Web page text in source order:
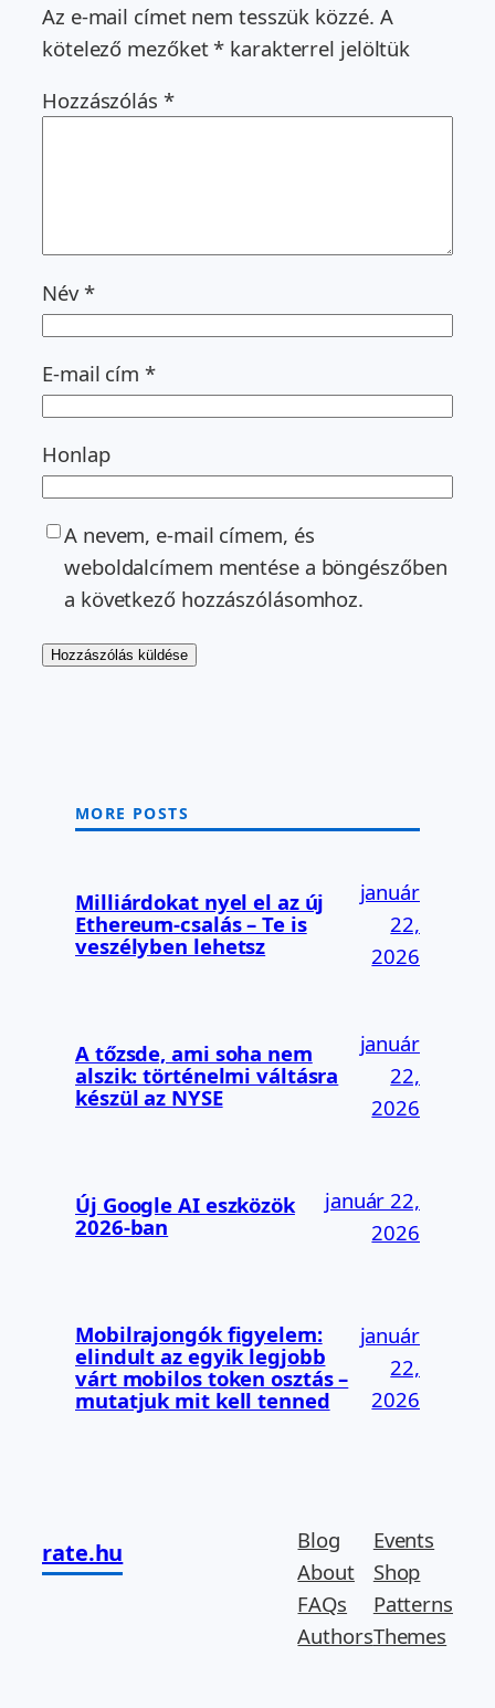
Az e-mail címet nem tesszük közzé. A
kötelező mezőket* karakterrel jelöltük
Hozzászólás *
Név*
E-mail cím *
Honlap
A nevem, e-mail címem, és
weboldalcímem mentése a böngészőben
a következő hozzászólásomhoz.
MORE POSTS
Milliárdokat nyel el az új
Ethereum-csalás – Te is
veszélyben lehetsz
január
22,
2026
A tőzsde, ami soha nem
alszik: történelmi váltásra
készül az NYSE
január
22,
2026
Új Google AI eszközök
2026-ban
január 22,
2026
Mobilrajongók figyelem:
elindult az egyik legjobb
várt mobilos token osztás –
mutatjuk mit kell tenned
január
22,
2026
rate.hu
Blog
About
FAQs
Authors
Events
Shop
Patterns
Themes